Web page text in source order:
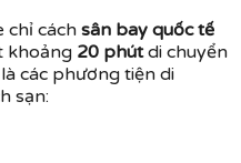
chỉ cách sân bay quốc tế
khoảng 20 phútdi chuyển
các phương tiện di
sạn: